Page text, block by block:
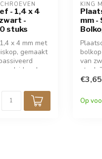
- 1,4 x 4
-
stuks
x 4 mm met
gemaakt
ideaal
in
voor
precisiewerk.
KING
mm -
van
voor
€3,65
Op